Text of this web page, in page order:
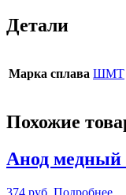
Детали
Марка сплава ШМТ
Похожие
Анод
374 руб. Подробнее